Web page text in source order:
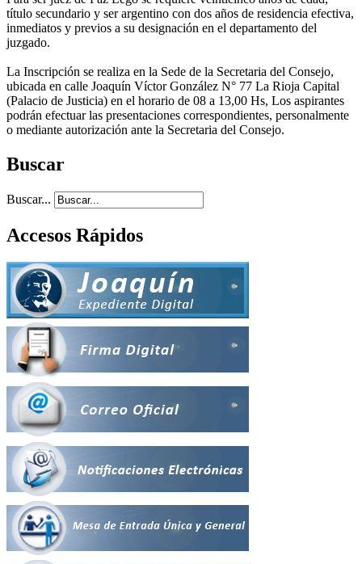
título secundario y ser argentino con dos años de residencia efectiva,
inmediatos y previos a su designación en el departamento del
juzgado.
La Inscripción se realiza en la Sede de la Secretaria del Consejo,
ubicada en calle Joaquín Víctor González N° 77 La Rioja Capital
(Palacio de Justicia) en el horario de 08 a 13,00 Hs, Los aspirantes
podrán efectuar las presentaciones correspondientes, personalmente
o mediante autorización ante la Secretaria del Consejo.
Buscar
Buscar...
Accesos Rápidos